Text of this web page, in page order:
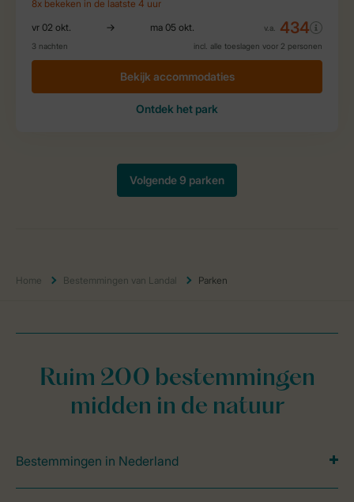
Home Bestemmingen van Landal Parken
Ruim 200 bestemmingen
midden in de natuur
Bestemmingen in Nederland